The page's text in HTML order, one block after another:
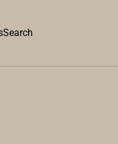
Search